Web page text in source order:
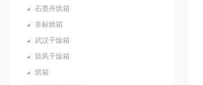
石墨舟烘箱
非标烘箱
武汉干燥箱
鼓风干燥箱
烘箱